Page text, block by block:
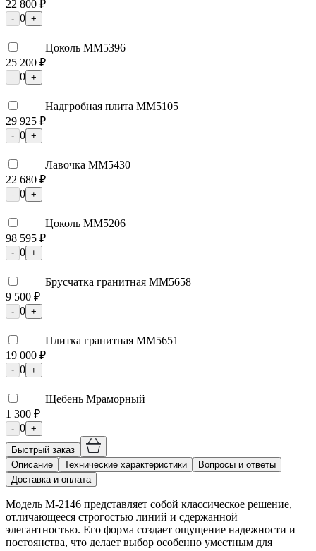
22 800 ₽
- 0 +
Цоколь ММ5396
25 200 ₽
- 0 +
Надгробная плита ММ5105
29 925 ₽
- 0 +
Лавочка ММ5430
22 680 ₽
- 0 +
Цоколь ММ5206
98 595 ₽
- 0 +
Брусчатка гранитная ММ5658
9 500 ₽
- 0 +
Плитка гранитная ММ5651
19 000 ₽
- 0 +
Щебень Мраморный
1 300 ₽
- 0 +
Быстрый заказ
Описание
Технические характеристики
Вопросы и ответы
Доставка и оплата
Модель М-2146 представляет собой классическое решение,
отличающееся строгостью линий и сдержанной
элегантностью. Его форма создает ощущение надежности и
постоянства, что делает выбор особенно уместным для